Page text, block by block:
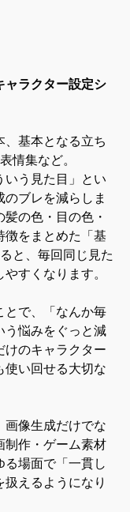
ャラクター設定シ
、基本となる立ち
情集など。
いう見た目」とい
のブレを減らしま
の色・目の色・
徴をまとめた「基
と、毎回同じ見た
すくなります。
とで、「なんか毎
悩みをぐっと減
けのキャラクター
使い回せる大切な
画像生成だけでな
制作・ゲーム素材
場面で「一貫し
えるようになり